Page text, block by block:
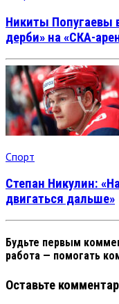
Никиты Попугаевы
дерби» на «СКА-
Спорт
Степан Никулин:
двигаться дальше»
Будьте первым
работа — помогать
Оставьте